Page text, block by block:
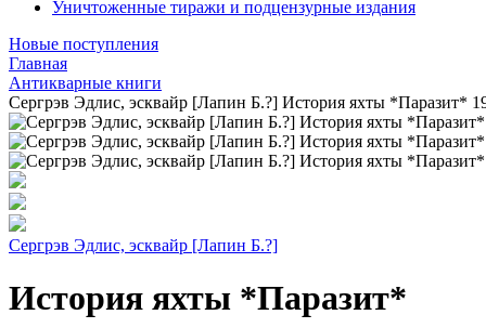
Уничтоженные тиражи и подцензурные издания
Новые поступления
Главная
Антикварные книги
Сергрэв Эдлис, эсквайр [Лапин Б.?] История яхты *Паразит*
Сергрэв Эдлис, эсквайр [Лапин Б.?]
История яхты *Паразит*